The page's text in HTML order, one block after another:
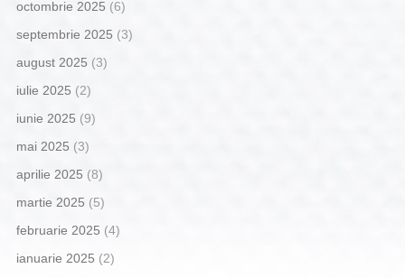
octombrie 2025 (6)
septembrie 2025 (3)
august 2025 (3)
iulie 2025 (2)
iunie 2025 (9)
mai 2025 (3)
aprilie 2025 (8)
martie 2025 (5)
februarie 2025 (4)
ianuarie 2025 (2)